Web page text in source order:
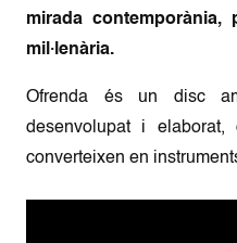
mirada
mil·lenària.
Ofrenda és un disc
desenvolupat i
converteixen en